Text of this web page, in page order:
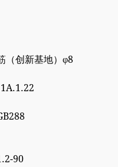
（创新基地）φ8
90